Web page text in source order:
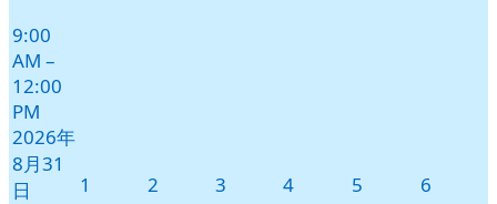
9:00
AM –
12:00
PM
2026年
8月31
日
1 2 3 42026
5 6